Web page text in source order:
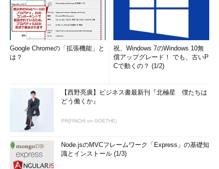
Google Chromeの「拡張機能」と
は？
祝、Windows 7のWindows 10無
償アップグレード！ でも、古いP
Cで動くの？ (1/2)
【西野亮廣】ビジネス書最新刊『北極星 僕たちは
どう働くか』
PR(FINCHI on GOETHE)
Node.jsのMVCフレームワーク「Express」の基礎知
識とインストール (1/3)